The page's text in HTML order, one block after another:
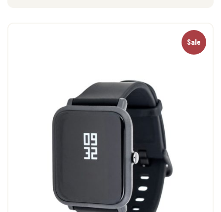
Sale